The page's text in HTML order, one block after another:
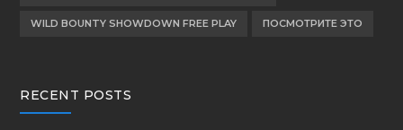
WILD BOUNTY SHOWDOWN FREE PLAY ПОСМОТРИТЕ ЭТО
RECENT POSTS